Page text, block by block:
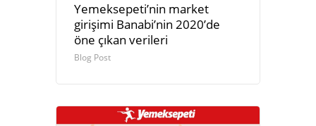
Yemeksepeti’nin market
girişimi Banabi’nin 2020’de
öne çıkan verileri
Blog Post